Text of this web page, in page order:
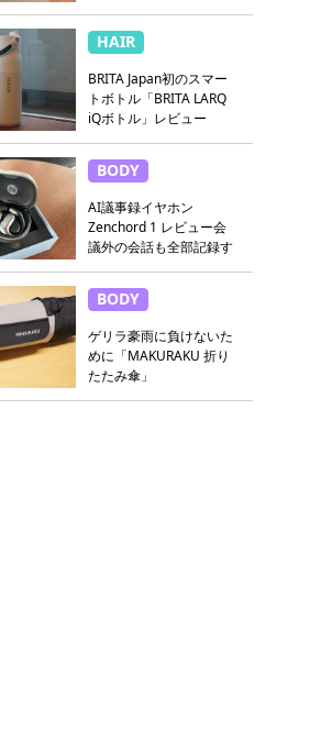
HAIR
BRITA Japan初のスマー
トボトル「BRITA LARQ
iQボトル」レビュー
BODY
AI議事録イヤホン
Zenchord 1 レビュー会
議外の会話も全部記録す
BODY
ゲリラ豪雨に負けないた
めに「MAKURAKU 折り
たたみ傘」